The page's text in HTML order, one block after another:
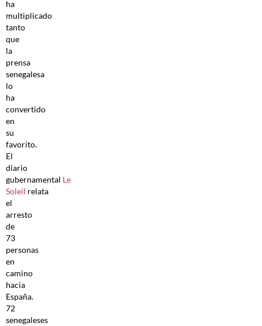
ha
multiplicado
tanto
que
la
prensa
senegalesa
lo
ha
convertido
en
su
favorito.
El
diario
gubernamental Le
Soleil relata
el
arresto
de
73
personas
en
camino
hacia
España.
72
senegaleses